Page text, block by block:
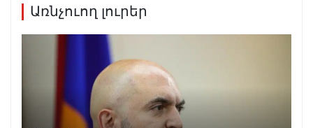
Առնչուող լուրեր